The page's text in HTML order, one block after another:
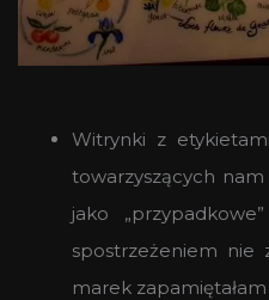
Witrynki z
towarzyszących
jako
spostrzeżeniem nie
marek